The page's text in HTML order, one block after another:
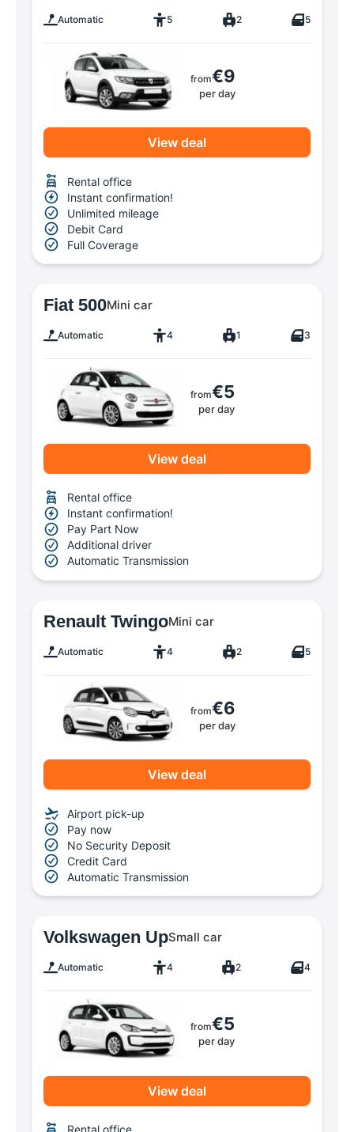
Automatic 5 2 5
from€9
per day
View deal
Rental office
Instant confirmation!
Unlimited mileage
Debit Card
Full Coverage
Fiat 500Mini car
Automatic 4 1 3
from€5
per day
View deal
Rental office
Instant confirmation!
Pay Part Now
Additional driver
Automatic Transmission
Renault TwingoMini car
Automatic 4 2 5
from€6
per day
View deal
Airport pick-up
Pay now
No Security Deposit
Credit Card
Automatic Transmission
Volkswagen UpSmall car
Automatic 4 2 4
from€5
per day
View deal